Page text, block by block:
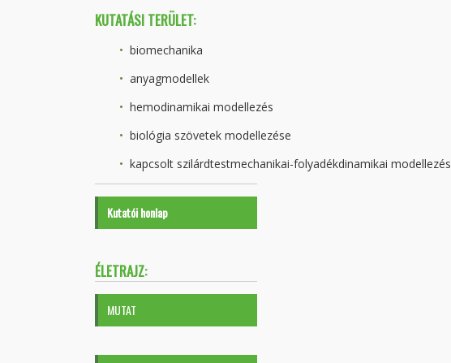
KUTATÁSI TERÜLET:
biomechanika
anyagmodellek
hemodinamikai modellezés
biológia szövetek modellezése
kapcsolt szilárdtestmechanikai-folyadékdinamikai modellezés
Kutatói honlap
ÉLETRAJZ:
MUTAT